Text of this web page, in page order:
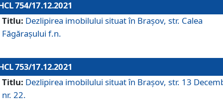
754/17.12.2021
Titlu: Dezlipirea imobilului situat în Brașov, str. Calea
Făgărașului f.n.
753/17.12.2021
Titlu: Dezlipirea imobilului situat în Brașov, str. 13
nr. 22.